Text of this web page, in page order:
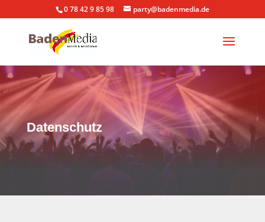
0 78 42 9 85 98 party@badenmedia.de
Datenschutz